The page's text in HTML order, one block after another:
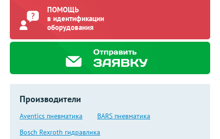
ПОМОЩЬ
в идентификации
оборудования
Производители
Aventics пневматика
BARS пневматика
Bosch Rexroth гидравлика